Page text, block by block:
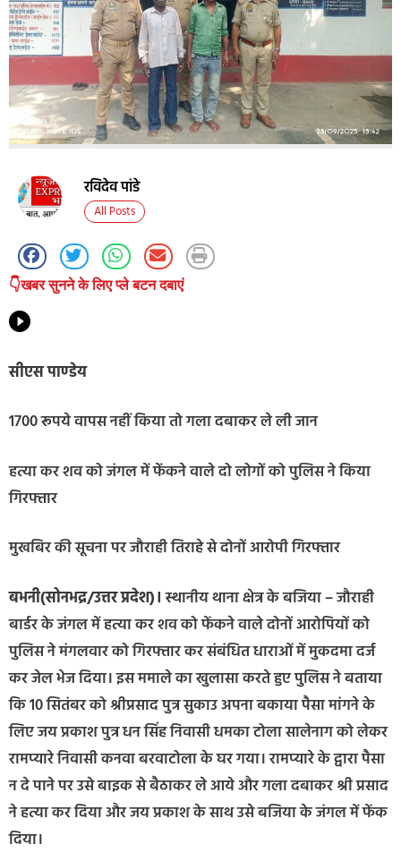
रविदेव पांडे
All Posts
👇खबर सुनने के लिए प्ले बटन दबाएं
सीएस पाण्डेय
1700 रूपये वापस नहीं किया तो गला दबाकर ले ली जान
हत्या कर शव को जंगल में फेंकने वाले दो लोगों को पुलिस ने किया
गिरफ्तार
मुखबिर की सूचना पर जौराही तिराहे से दोनों आरोपी गिरफ्तार
बभनी(सोनभद्र/उत्तर प्रदेश)।स्थानीय थाना क्षेत्र के बजिया – जौराही
बार्डर के जंगल में हत्या कर शव को फेंकने वाले दोनों आरोपियों को
पुलिस ने मंगलवार को गिरफ्तार कर संबंधित धाराओं में मुकदमा दर्ज
कर जेल भेज दिया। इस ममाले का खुलासा करते हुए पुलिस ने बताया
कि 10 सितंबर को श्रीप्रसाद पुत्र सुकाउ अपना बकाया पैसा मांगने के
लिए जय प्रकाश पुत्र धन सिंह निवासी धमका टोला सालेनाग को लेकर
रामप्यारे निवासी कनवा बरवाटोला के घर गया। रामप्यारे के द्वारा पैसा
न दे पाने पर उसे बाइक से बैठाकर ले आये और गला दबाकर श्री प्रसाद
ने हत्या कर दिया और जय प्रकाश के साथ उसे बजिया के जंगल में फेंक
दिया।